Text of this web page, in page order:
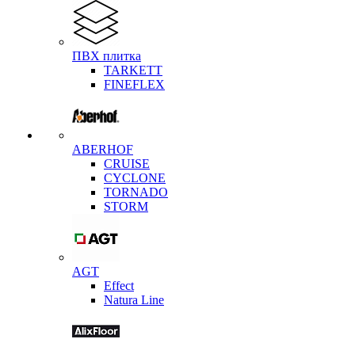
ПВХ плитка
TARKETT
FINEFLEX
ABERHOF
CRUISE
CYCLONE
TORNADO
STORM
AGT
Effect
Natura Line